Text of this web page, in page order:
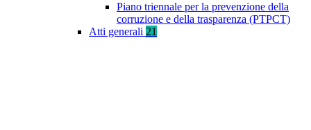
Piano triennale per la prevenzione della
corruzione e della trasparenza (PTPCT)
Atti generali 21